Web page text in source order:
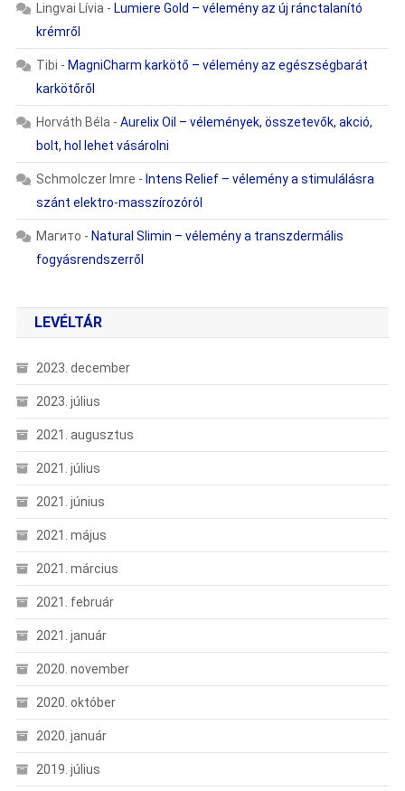
Lingvai Lívia - Lumiere Gold – vélemény az új ránctalanító
krémről
Tibi - MagniCharm karkötő – vélemény az egészségbarát
karkötőről
Horváth Béla - Aurelix Oil – vélemények, összetevők, akció,
bolt, hol lehet vásárolni
Schmolczer Imre - Intens Relief – vélemény a stimulálásra
szánt elektro-masszírozóról
Магито - Natural Slimin – vélemény a transzdermális
fogyásrendszerről
LEVÉLTÁR
2023. december
2023. július
2021. augusztus
2021. július
2021. június
2021. május
2021. március
2021. február
2021. január
2020. november
2020. október
2020. január
2019. július